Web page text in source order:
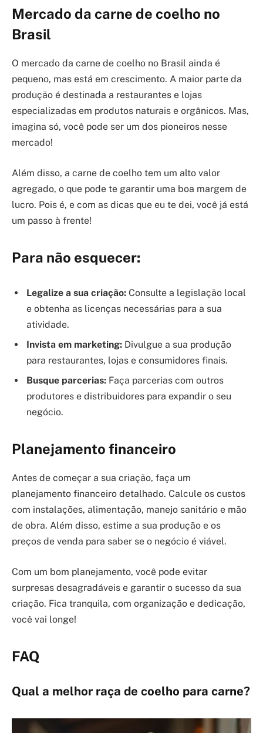
Mercado da carne de coelho no
Brasil
O mercado da carne de coelho no Brasil ainda é
pequeno, mas está em crescimento. A maior parte da
produção é destinada a restaurantes e lojas
especializadas em produtos naturais e orgânicos. Mas,
imagina só, você pode ser um dos pioneiros nesse
mercado!
Além disso, a carne de coelho tem um alto valor
agregado, o que pode te garantir uma boa margem de
lucro. Pois é, e com as dicas que eu te dei, você já está
um passo à frente!
Para não esquecer:
Legalize a sua criação: Consulte a legislação local
e obtenha as licenças necessárias para a sua
atividade.
Invista em marketing: Divulgue a sua produção
para restaurantes, lojas e consumidores finais.
Busque parcerias: Faça parcerias com outros
produtores e distribuidores para expandir o seu
negócio.
Planejamento financeiro
Antes de começar a sua criação, faça um
planejamento financeiro detalhado. Calcule os custos
com instalações, alimentação, manejo sanitário e mão
de obra. Além disso, estime a sua produção e os
preços de venda para saber se o negócio é viável.
Com um bom planejamento, você pode evitar
surpresas desagradáveis e garantir o sucesso da sua
criação. Fica tranquila, com organização e dedicação,
você vai longe!
FAQ
Qual a melhor raça de coelho para carne?